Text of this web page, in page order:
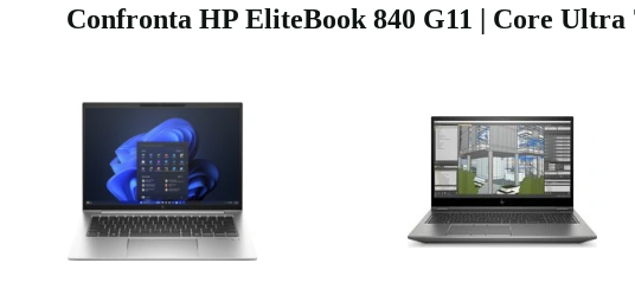
Confronta HP EliteBook 840 G11 | Core